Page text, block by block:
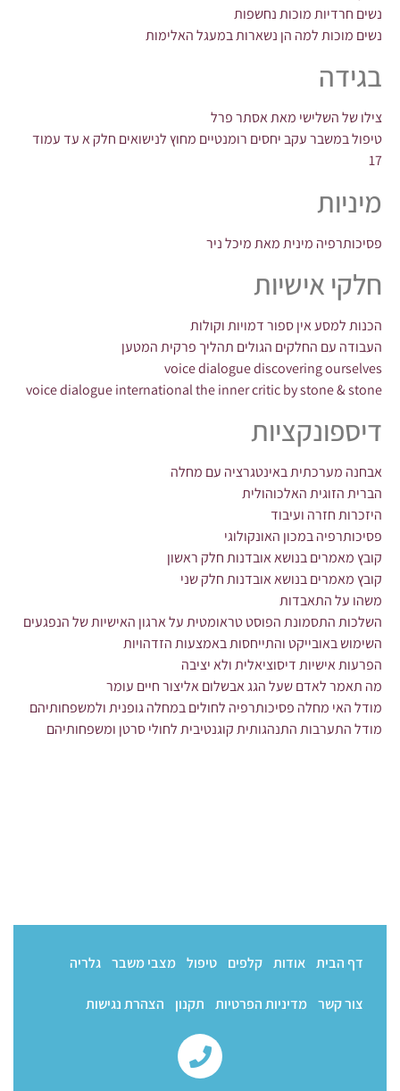
נשים חרדיות מוכות נחשפות
נשים מוכות למה הן נשארות במעגל האלימות
בגידה
צילו של השלישי מאת אסתר פרל
טיפול במשבר עקב יחסים רומנטיים מחוץ לנישואים חלק א עד עמוד
17
מיניות
פסיכותרפיה מינית מאת מיכל ניר
חלקי אישיות
הכנות למסע אין ספור דמויות וקולות
העבודה עם החלקים הגולים תהליך פרקית המטען
voice dialogue discovering ourselves
voice dialogue international the inner critic by stone & stone
דיספונקציות
אבחנה מערכתית באינטגרציה עם מחלה
הברית הזוגית האלכוהולית
היזכרות חזרה ועיבוד
פסיכותרפיה במכון האונקולוגי
קובץ מאמרים בנושא אובדנות חלק ראשון
קובץ מאמרים בנושא אובדנות חלק שני
משהו על התאבדות
השלכות התסמונת הפוסט טראומטית על ארגון האישיות של הנפגעים
השימוש באובייקט והתייחסות באמצעות הזדהויות
הפרעות אישיות דיסוציאלית ולא יציבה
מה תאמר לאדם שעל הגג אבשלום אליצור חיים עומר
מודל האי מחלה פסיכותרפיה לחולים במחלה גופנית ולמשפחותיהם
מודל התערבות התנהגותית קוגנטיבית לחולי סרטן ומשפחותיהם
דף הבית אודות קלפים טיפול מצבי משבר גלריה
צור קשר מדיניות הפרטיות תקנון הצהרת נגישות